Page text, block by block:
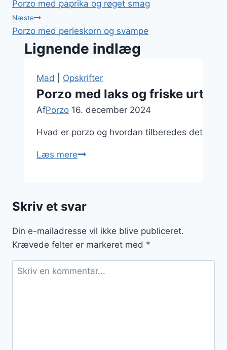
Porzo med paprika og røget smag
Næste
Porzo med perleskorn og svampe
Lignende indlæg
Mad Opskrifter
Porzo med laks og friske urter
AfPorzo 16. december 2024
Hvad er porzo og hvordan tilberedes det
Læs merePorzo
friske
Skriv et svar
Din e-mailadresse vil ikke blive publiceret.
Krævede felter er markeret med *